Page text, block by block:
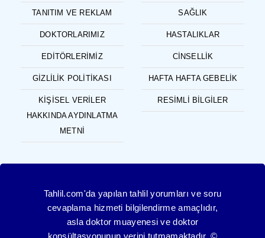
TANITIM VE REKLAM
DOKTORLARIMIZ
EDITÖRLERIMIZ
GIZLILIK POLITIKASI
KIŞISEL VERILER
HAKKINDA AYDINLATMA
METNI
SAĞLIK
HASTALIKLAR
CINSELLIK
HAFTA HAFTA GEBELIK
RESIMLI BILGILER
Tahlil.com'da yapılan tahlil yorumları ve soru
cevaplama hizmeti bilgilendirme amaçlıdır,
asla doktor muayenesi ve doktor
konsültasyonunun yerini tutmamaktadır. ©